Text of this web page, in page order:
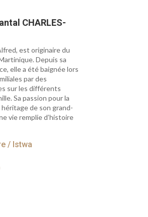
CHARLES-
est originaire du
Depuis sa
elle a été baignée lors
par des
sur les différents
Sa passion pour la
de son grand-
vie remplie d’histoire
/ Istwa